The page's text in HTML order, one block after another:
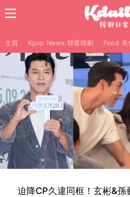
主頁 Kpop News 韓星韓劇 Food 美
迫降CP久違同框！玄彬&孫